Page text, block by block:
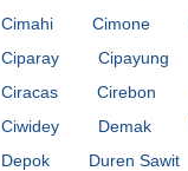
Cimahi
Cimone
Ciparay
Cipayung
Ciracas
Cirebon
Ciwidey
Demak
Depok
Duren Sawit